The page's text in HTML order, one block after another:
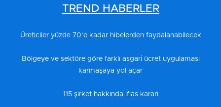
TREND HABERLER
Üreticiler yüzde 70’e kadar hibelerden faydalanabilecek
Bölgeye ve sektöre göre farklı asgari ücret uygulaması
karmaşaya yol açar
115 şirket hakkında iflas kararı